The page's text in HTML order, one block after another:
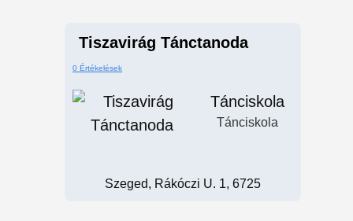
Tiszavirág Tánctanoda
0 Értékelések
Tánciskola
Tánciskola
Szeged, Rákóczi U. 1, 6725